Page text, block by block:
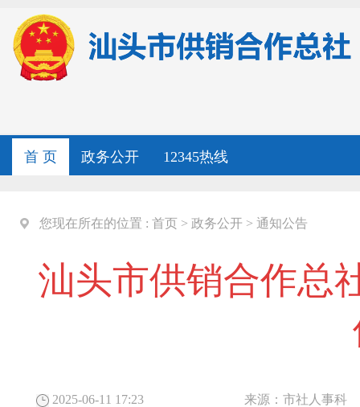
首 页 政务公开 12345热线
您现在所在的位置 : 首页 > 政务公开 > 通知公告
汕头市供销合作总
2025-06-11 17:23 来源：市社人事科